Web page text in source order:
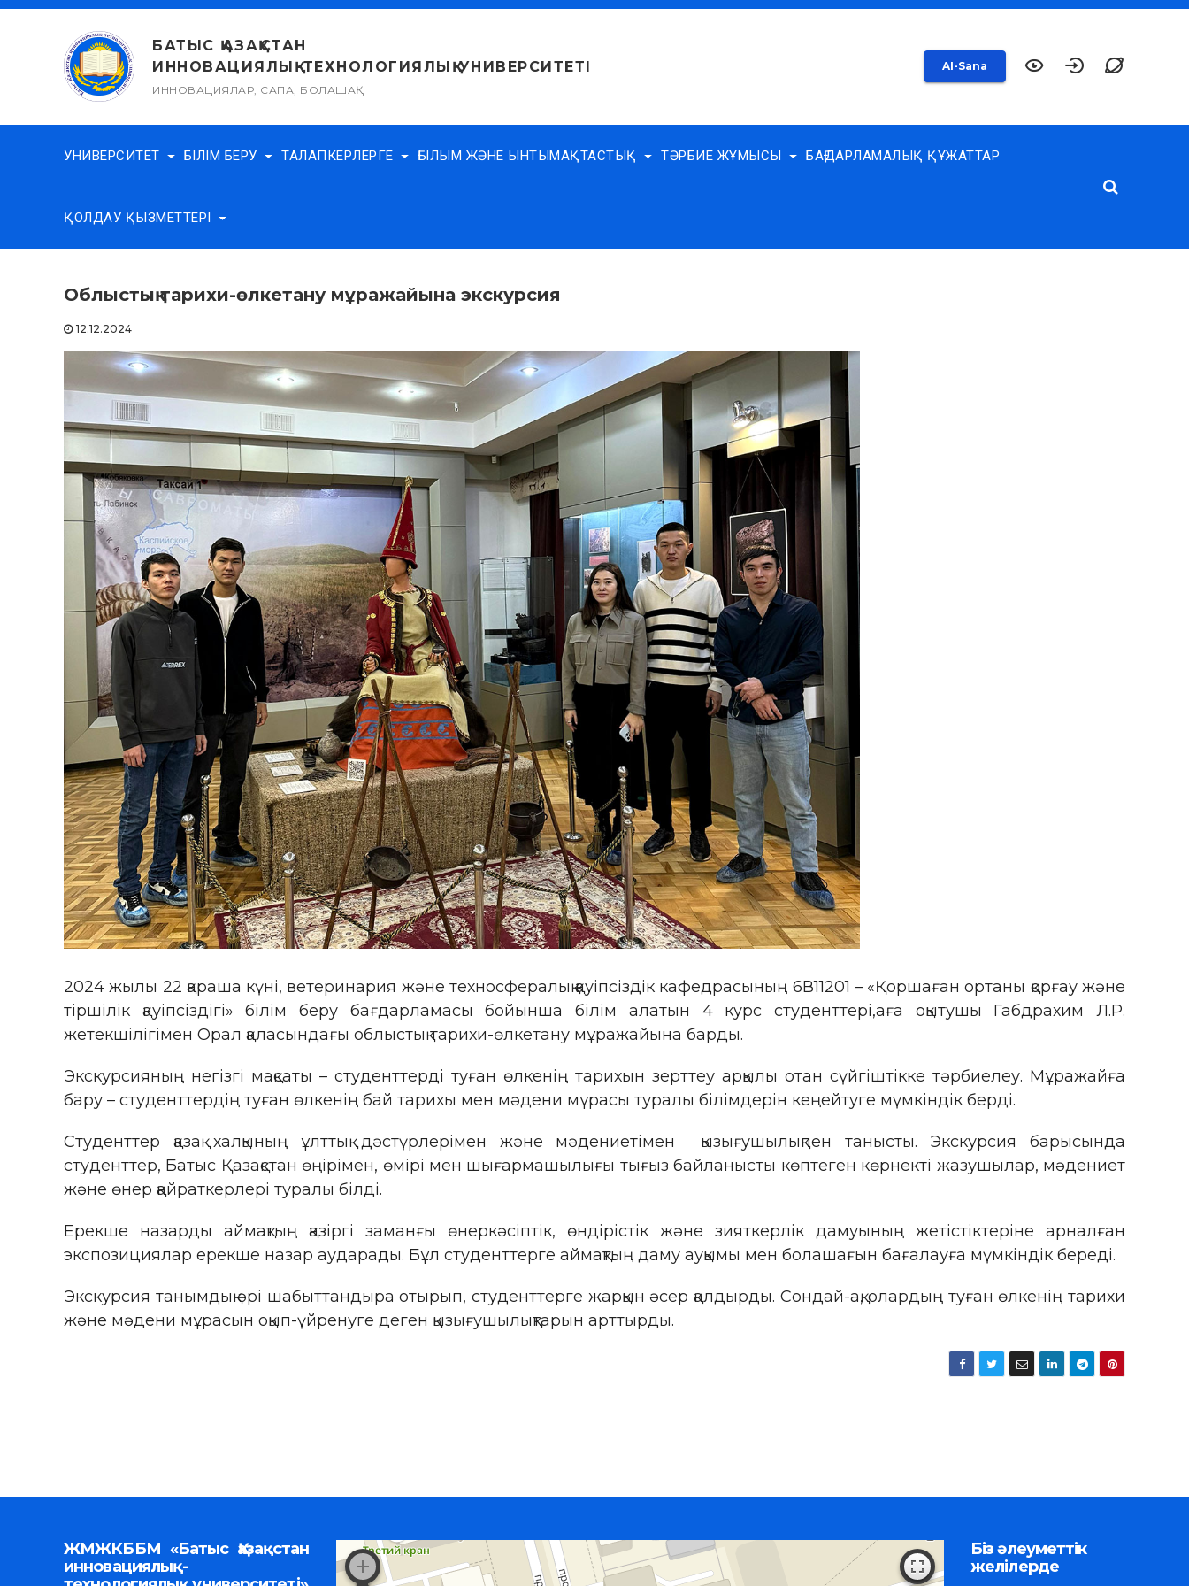
Skip
БАТЫС ҚАЗАҚСТАН
ИННОВАЦИЯЛЫҚ-ТЕХНОЛОГИЯЛЫҚ УНИВЕРСИТЕТІ
ИННОВАЦИЯЛАР, САПА, БОЛАШАҚ
AI-Sana
УНИВЕРСИТЕТ БІЛІМ БЕРУ ТАЛАПКЕРЛЕРГЕ ҒЫЛЫМ ЖӘНЕ ЫНТЫМАҚТАСТЫҚ ТӘРБИЕ ЖҰМЫСЫ БАҒДАРЛАМАЛЫҚ ҚҰЖАТТАР
ҚОЛДАУ ҚЫЗМЕТТЕРІ
Облыстық тарихи-өлкетану мұражайына экскурсия
12.12.2024
2024 жылы 22 қараша күні, ветеринария және техносфералық қауіпсіздік кафедрасының 6В11201 – «Қоршаған ортаны қорғау және
тіршілік қауіпсіздігі» білім беру бағдарламасы бойынша білім алатын 4 курс студенттері,аға оқытушы Габдрахим Л.Р.
жетекшілігімен Орал қаласындағы облыстық тарихи-өлкетану мұражайына барды.
Экскурсияның негізгі мақсаты – студенттерді туған өлкенің тарихын зерттеу арқылы отан сүйгіштікке тәрбиелеу. Мұражайға
бару – студенттердің туған өлкенің бай тарихы мен мәдени мұрасы туралы білімдерін кеңейтуге мүмкіндік берді.
Студенттер қазақ халқының ұлттық дәстүрлерімен және мәдениетімен қызығушылықпен танысты. Экскурсия барысында
студенттер, Батыс Қазақстан өңірімен, өмірі мен шығармашылығы тығыз байланысты көптеген көрнекті жазушылар, мәдениет
және өнер қайраткерлері туралы білді.
Ерекше назарды аймақтың қазіргі заманғы өнеркәсіптік, өндірістік және зияткерлік дамуының жетістіктеріне арналған
экспозициялар ерекше назар аударады. Бұл студенттерге аймақтың даму ауқымы мен болашағын бағалауға мүмкіндік береді.
Экскурсия танымдық әрі шабыттандыра отырып, студенттерге жарқын әсер қалдырды. Сондай-ақ, олардың туған өлкенің тарихи
және мәдени мұрасын оқып-үйренуге деген қызығушылықтарын арттырды.
ЖМЖКББМ «Батыс Қазақстан
инновациялық-
Біз әлеуметтік
желілерде